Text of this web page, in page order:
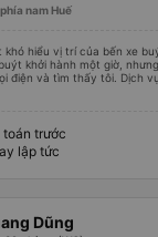
nam Huế
khó hiểu vị trí của bến xe
khởi hành một giờ,
điện và tìm thấy tôi. Dịch
ở khách sạn vì tôi rất
toán trước
lập tức
Dũng